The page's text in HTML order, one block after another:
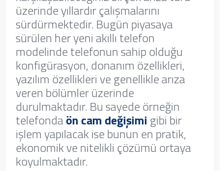
üzerinde yıllardır çalışmalarını
sürdürmektedir. Bugün piyasaya
sürülen her yeni akıllı telefon
modelinde telefonun sahip olduğu
konfigürasyon, donanım özellikleri,
yazılım özellikleri ve genellikle arıza
veren bölümler üzerinde
durulmaktadır. Bu sayede örneğin
telefondaön cam değişimigibi bir
işlem yapılacak ise bunun en pratik,
ekonomik ve nitelikli çözümü ortaya
koyulmaktadır.